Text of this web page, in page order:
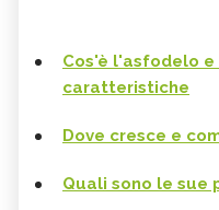
Cos'è l'asfodelo
caratteristiche
Dove cresce e
Quali sono le sue